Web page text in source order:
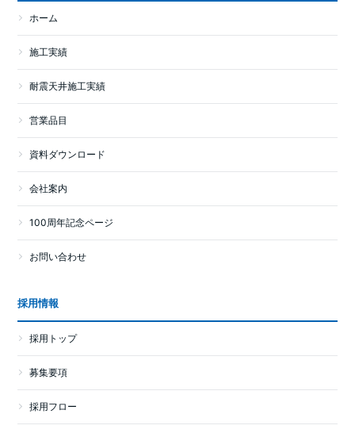
ホーム
施工実績
耐震天井施工実績
営業品目
資料ダウンロード
会社案内
100周年記念ページ
お問い合わせ
採用情報
採用トップ
募集要項
採用フロー